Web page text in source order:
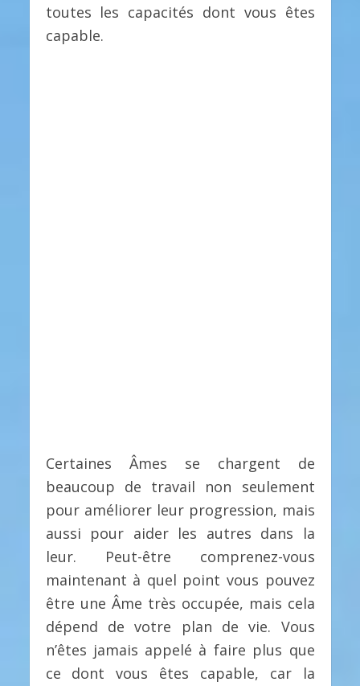
toutes les capacités dont vous êtes
capable.
Certaines Âmes se chargent de
beaucoup de travail non seulement
pour améliorer leur progression, mais
aussi pour aider les autres dans la
leur. Peut-être comprenez-vous
maintenant à quel point vous pouvez
être une Âme très occupée, mais cela
dépend de votre plan de vie. Vous
n’êtes jamais appelé à faire plus que
ce dont vous êtes capable, car la